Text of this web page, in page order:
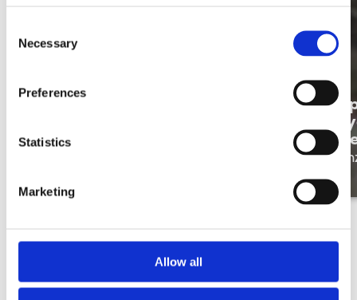
Selection
Necessary
Preferences
Statistics
Marketing
Allow all
Isabelle Gooris beleeft het bij
een toekomst